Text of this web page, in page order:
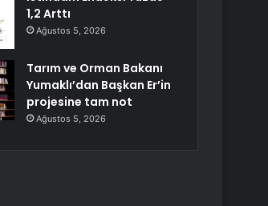
1,2 Arttı
Ağustos 5, 2026
Tarım ve Orman Bakanı
Yumaklı’dan Başkan Er’in
projesine tam not
Ağustos 5, 2026